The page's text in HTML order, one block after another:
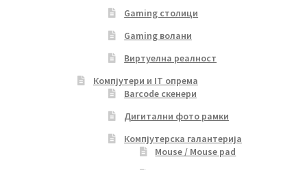
Gaming столици
Gaming волани
Виртуелна реалност
Компјутери и IT опрема
Barcode скенери
Дигитални фото рамки
Компјутерска галантерија
Mouse / Mouse pad